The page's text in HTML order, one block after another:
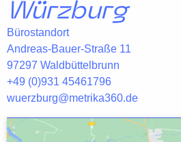
Würzburg
Bürostandort
Andreas-Bauer-Straße 11
97297 Waldbüttelbrunn
+49 (0)931 45461796
wuerzburg@metrika360.de